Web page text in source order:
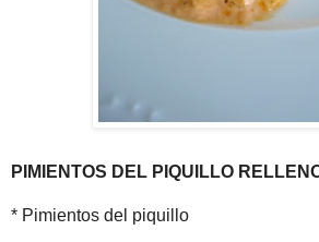
PIMIENTOS DEL PIQUILLO
* Pimientos del piquillo